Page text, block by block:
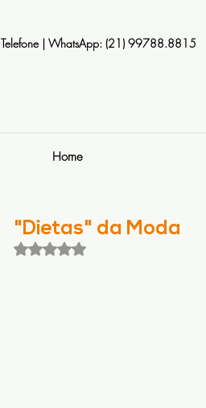
Telefone | WhatsApp: (21) 99788.8815
Home
"Dietas" da Moda
Avaliado com NaN de 5 estrelas.